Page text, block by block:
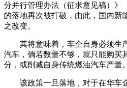
分并行管理办法（征求意见稿）》
的落地再次被打破，由此，国内新
之改变。
其将意味着，车企自身必须生
汽车，倘若数量不够，就只能购买
分，或削减自身传统燃油汽车产量。
该政策一旦落地，对于在华车